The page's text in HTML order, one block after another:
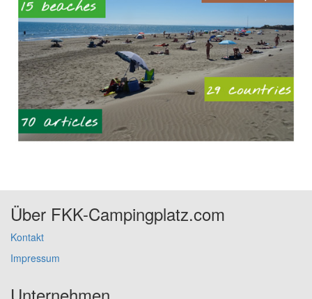
Über FKK-Campingplatz.com
Kontakt
Impressum